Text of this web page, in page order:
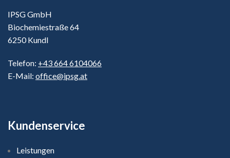
IPSG GmbH
Biochemiestraße 64
6250 Kundl
Telefon: +43 664 6104066
E-Mail: office@ipsg.at
Kundenservice
Leistungen